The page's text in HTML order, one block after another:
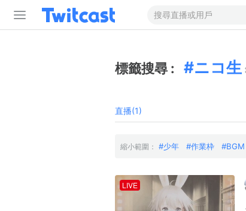
標籤搜尋 : ニコ生
直播(1)
縮小範圍： 少年 作業枠 BGM
LIVE